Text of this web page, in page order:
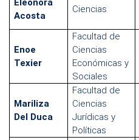
Acosta
Ciencias
Enoe
Texier
Facultad de
Ciencias
Económicas y
Sociales
Mariliza
Del Duca
Facultad de
Ciencias
Jurídicas y
Políticas